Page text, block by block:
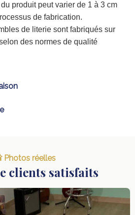
produit peut varier de 1 à 3 cm
de fabrication.
de literie sont fabriqués sur
des normes de qualité
Photos réelles
clients satisfaits